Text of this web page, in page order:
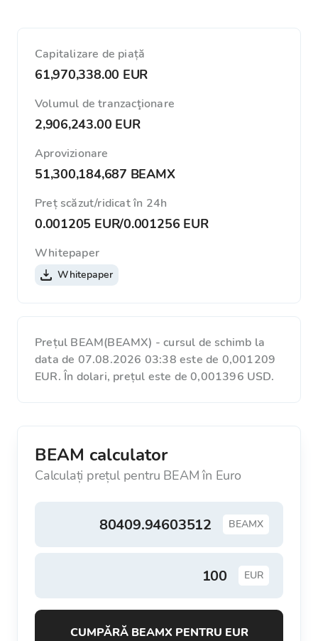
Capitalizare de piață
61,970,338.00 EUR
Volumul de tranzacţionare
2,906,243.00 EUR
Aprovizionare
51,300,184,687 BEAMX
Preț scăzut/ridicat în 24h
0.001205 EUR/0.001256 EUR
Whitepaper
Whitepaper
Prețul BEAM(BEAMX) - cursul de schimb la
data de 07.08.2026 03:38 este de 0,001209
EUR. În dolari, prețul este de 0,001396 USD.
BEAM calculator
Calculați prețul pentru BEAM în Euro
BEAMX
EUR
CUMPĂRĂ BEAMX PENTRU EUR